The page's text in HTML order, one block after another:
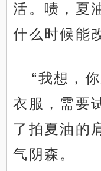
活。啧，夏
什么时候能
“我想，
衣服，需要
了拍夏油的
气阴森。